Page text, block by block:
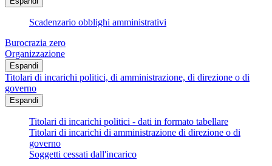
Scadenzario obblighi amministrativi
Burocrazia zero
Organizzazione
Espandi
Titolari di incarichi politici, di amministrazione, di direzione o di
governo
Espandi
Titolari di incarichi politici - dati in formato tabellare
Titolari di incarichi di amministrazione di direzione o di
governo
Soggetti cessati dall'incarico